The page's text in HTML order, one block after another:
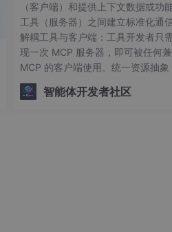
（客户端）和提供上下文数据或功
工具（服务器）之间建立标准化通信
解耦工具与客户端：工具开发者只
现一次 MCP 服务器，即可被任何
MCP 的客户端使用。统一资源抽象
外部数据（如文件、数据库记录）和
能（如代码执行、API调用）统一抽
智能体开发者社区